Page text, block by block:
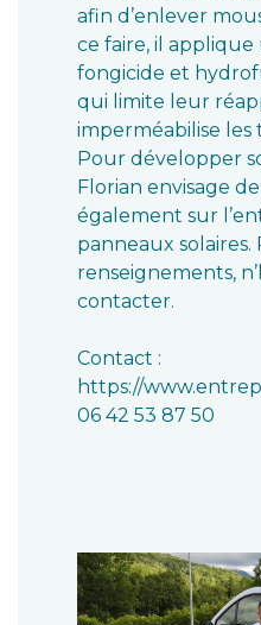
afin d’enlever
ce faire, il
fongicide et
qui limite leur
imperméabilise les
Pour développer
Florian envisage
également sur
panneaux
renseignements,
contacter.
Contact :
https://
06 42 53 87 50